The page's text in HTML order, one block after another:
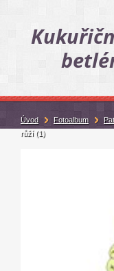
Úvod Fotoalbum
růží (1)